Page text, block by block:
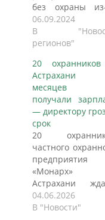
без охраны
долгов перед
Об
«Орловским
рассказали
представители
охранного
беседе
корреспондентом
«Орловских
новостей»
сотрудник
ЧОП «Страж-
Владимир
ситуацию
катастрофической.
06.09.2024
В
регионов"
20
месяцев
получали
— директору
срок
20
частного
предприятия
«Монарх»
Астрахани
зарплату
полугода — с
04.06.2026
В "Новости"